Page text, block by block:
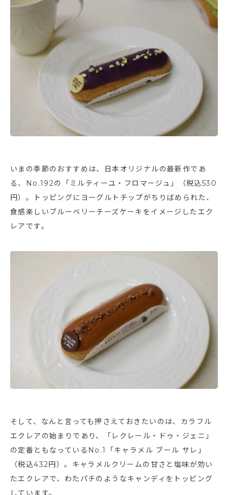
いまの季節のおすすめは、日本オリジナルの最新作であ
る、No.192の「ミルティーユ・フロマージュ」（税込530
円）。トッピングにヨーグルトチップがちりばめられた、
食感楽しいブルーベリーチーズケーキをイメージしたエク
レアです。
そして、なんと言っても押さえておきたいのは、カラフル
エクレアの始まりであり、「レクレール・ドゥ・ジェニ」
の定番ともなっているNo.1「キャラメル ブール サレ」
（税込432円）。キャラメルクリームの甘さと塩味が効い
たエクレアで、わたパチのようなキャンディをトッピング
しています。